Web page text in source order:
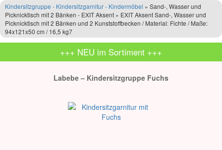
Kindersitzgruppe - Kindersitzgarnitur - Kindermöbel » Sand-, Wasser und
Picknicktisch mit 2 Bänken - EXIT Aksent » EXIT Aksent Sand-, Wasser und
Picknicktisch mit 2 Bänken und 2 Kunststoffbecken / Material: Fichte / Maße:
94x121x50 cm / 16,5 kg7
+++ NEU im Sortiment +++
Labebe – Kindersitzgruppe Fuchs